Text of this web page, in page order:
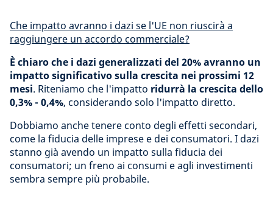
Che impatto avranno i dazi se l'UE non riuscirà a
raggiungere un accordo commerciale?
È chiaro che i dazi generalizzati del 20% avranno un
impatto significativo sulla crescita nei prossimi 12
mesi. Riteniamo che l'impatto ridurrà la crescita dello
0,3% - 0,4%, considerando solo l'impatto diretto.
Dobbiamo anche tenere conto degli effetti secondari,
come la fiducia delle imprese e dei consumatori. I dazi
stanno già avendo un impatto sulla fiducia dei
consumatori; un freno ai consumi e agli investimenti
sembra sempre più probabile.